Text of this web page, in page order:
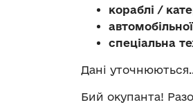
кораблі /
спеціальна
Дані
Бий окупанта!